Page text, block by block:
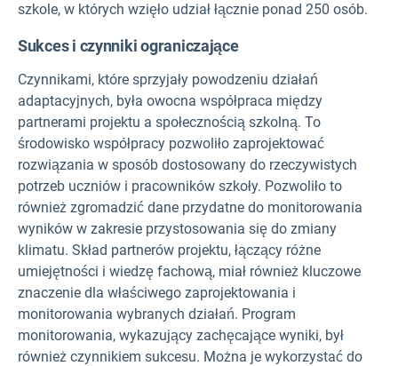
szkole, w których wzięło udział łącznie ponad 250 osób.
Sukces i czynniki ograniczające
Czynnikami, które sprzyjały powodzeniu działań
adaptacyjnych, była owocna współpraca między
partnerami projektu a społecznością szkolną. To
środowisko współpracy pozwoliło zaprojektować
rozwiązania w sposób dostosowany do rzeczywistych
potrzeb uczniów i pracowników szkoły. Pozwoliło to
również zgromadzić dane przydatne do monitorowania
wyników w zakresie przystosowania się do zmiany
klimatu. Skład partnerów projektu, łączący różne
umiejętności i wiedzę fachową, miał również kluczowe
znaczenie dla właściwego zaprojektowania i
monitorowania wybranych działań. Program
monitorowania, wykazujący zachęcające wyniki, był
również czynnikiem sukcesu. Można je wykorzystać do